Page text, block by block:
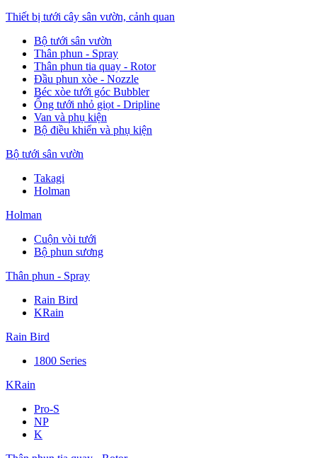
Thiết bị tưới cây sân vườn, cảnh quan
Bộ tưới sân vườn
Thân phun - Spray
Thân phun tia quay - Rotor
Đầu phun xòe - Nozzle
Béc xòe tưới góc Bubbler
Ống tưới nhỏ giọt - Dripline
Van và phụ kiện
Bộ điều khiển và phụ kiện
Bộ tưới sân vườn
Takagi
Holman
Holman
Cuộn vòi tưới
Bộ phun sương
Thân phun - Spray
Rain Bird
KRain
Rain Bird
1800 Series
KRain
Pro-S
NP
K